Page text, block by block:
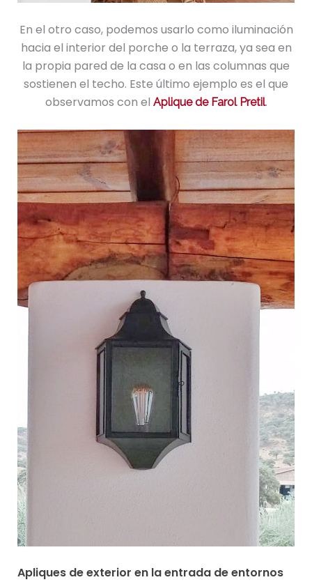
En el otro caso, podemos usarlo como iluminación
hacia el interior del porche o la terraza, ya sea en
la propia pared de la casa o en las columnas que
sostienen el techo. Este último ejemplo es el que
observamos con el Aplique de Farol Pretil.
Apliques de exterior en la entrada de entornos